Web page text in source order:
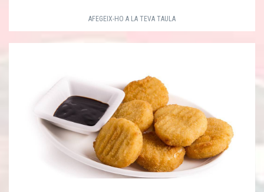
AFEGEIX-HO A LA TEVA TAULA